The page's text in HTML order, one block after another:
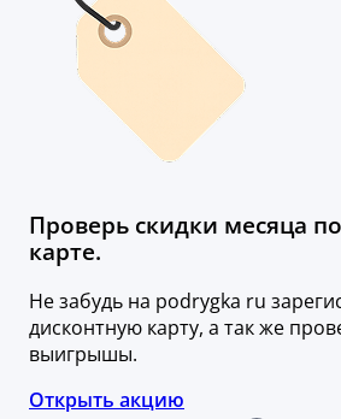
Проверь скидки месяца
карте.
Не забудь на podrygka ru
дисконтную карту, а так же
выигрышы.
Открыть акцию